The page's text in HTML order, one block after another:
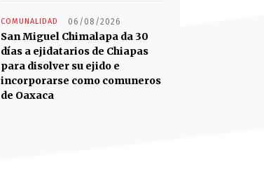
COMUNALIDAD 06/08/2026
San Miguel Chimalapa da 30
días a ejidatarios de Chiapas
para disolver su ejido e
incorporarse como comuneros
de Oaxaca